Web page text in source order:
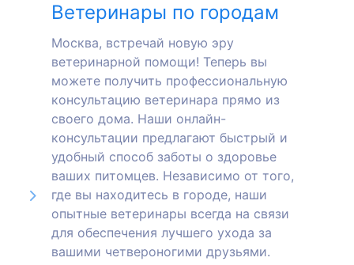
Ветеринары по городам
Москва, встречай новую эру
ветеринарной помощи! Теперь вы
можете получить профессиональную
консультацию ветеринара прямо из
своего дома. Наши онлайн-
консультации предлагают быстрый и
удобный способ заботы о здоровье
ваших питомцев. Независимо от того,
где вы находитесь в городе, наши
опытные ветеринары всегда на связи
для обеспечения лучшего ухода за
вашими четвероногими друзьями.